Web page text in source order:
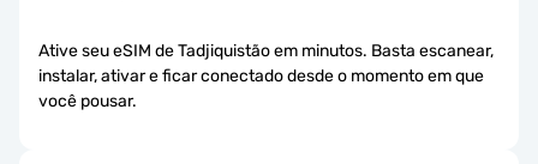
Ative seu eSIM de Tadjiquistão em minutos. Basta escanear,
instalar, ativar e ficar conectado desde o momento em que
você pousar.